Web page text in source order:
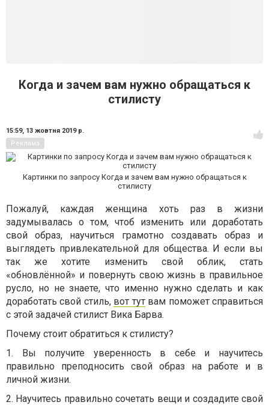
Когда и зачем вам нужно обращаться к
стилисту
15:59, 13 жовтня 2019 р.
Реклама
Картинки по запросу Когда и зачем вам нужно обращаться к
стилисту
Пожалуй, каждая женщина хоть раз в жизни
задумывалась о том, чтоб изменить или доработать
свой образ, научиться грамотно создавать образ и
выглядеть привлекательной для общества. И если вы
так же хотите изменить свой облик, стать
«обновлённой» и повернуть свою жизнь в правильное
русло, но не знаете, что именно нужно сделать и как
доработать свой стиль, вот тутвам поможет справиться
с этой задачей стилист Вика Барва.
Почему стоит обратиться к стилисту?
1. Вы получите уверенность в себе и научитесь
правильно преподносить свой образ на работе и в
личной жизни.
2. Научитесь правильно сочетать вещи и создадите свой